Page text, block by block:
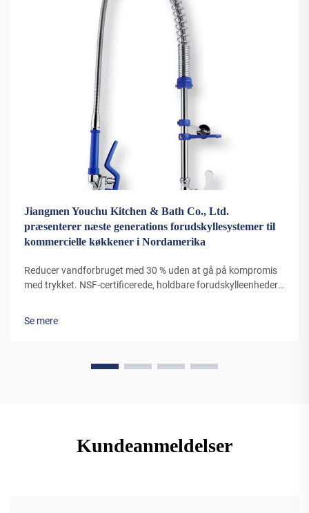
Jiangmen Youchu Kitchen & Bath Co., Ltd.
præsenterer næste generations forudskyllesystemer til
kommercielle køkkener i Nordamerika
Reducer vandforbruget med 30 % uden at gå på kompromis
med trykket. NSF-certificerede, holdbare forudskylleenheder
Se mere
Kundeanmeldelser